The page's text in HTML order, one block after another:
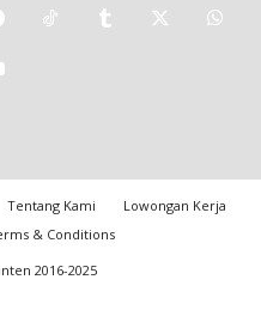
Tentang Kami
Lowongan Kerja
& Conditions
2016-2025